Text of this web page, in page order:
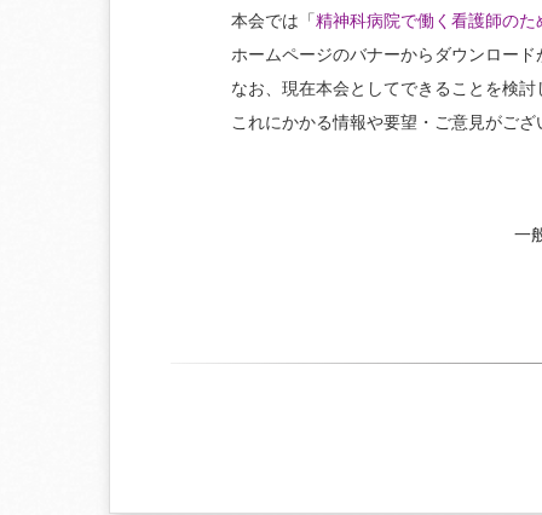
本会では「精神科病院で働く看護師の
ホームページのバナーからダウンロー
なお、現在本会としてできることを検討
これにかかる情報や要望・ご意見がご
一